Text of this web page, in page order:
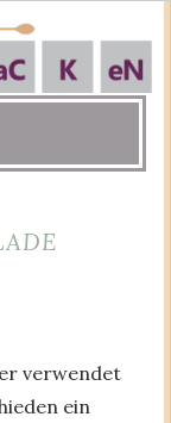
verwendet
ein